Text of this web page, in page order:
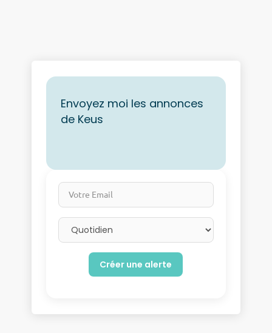
Envoyez moi les annonces
de Keus
Votre Email
Email frequency